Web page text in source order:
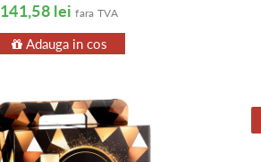
141,58 lei fara TVA
Adauga in cos